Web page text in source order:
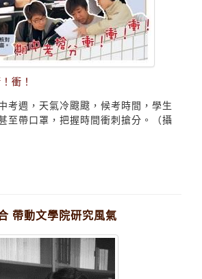
衝！
考週，天氣冷颼颼，候考時間，學生
至帶口罩，把握時間衝刺搶分。（攝
帶動文學院研究風氣